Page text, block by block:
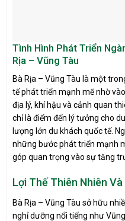
Tình Hình Phát Triển
Rịa – Vũng Tàu
Bà Rịa – Vũng Tàu là một
tế phát triển mạnh mẽ nhờ
địa lý, khí hậu và cảnh quan
chỉ là điểm đến lý tưởng cho
lượng lớn du khách quốc tế.
những bước phát triển mạnh
góp quan trọng vào sự tăng
Lợi Thế Thiên Nhiên
Bà Rịa – Vũng Tàu sở hữu
nghỉ dưỡng nổi tiếng như Vũng